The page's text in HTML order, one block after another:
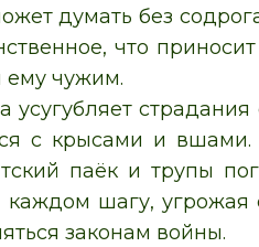
думать без
что
ему чужим.
страдания
с крысами и
паёк и трупы
каждом шагу,
законам войны.